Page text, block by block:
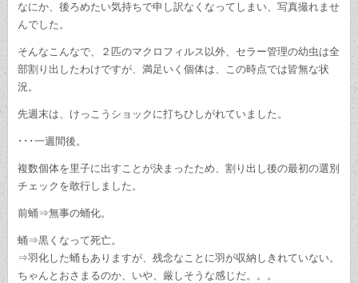
なにか、後ろめたい気持ちで申し訳なくなってしまい、写真撮れませ
んでした。
そんなこんなで、２匹のマクロフィルス以外、セラー管理の幼虫は全
部割り出したわけですが、満足いく個体は、この時点では皆無な状
況。
先週末は、けっこうショックに打ちひしがれていました。
･･･一週間後。
複数個体を里子に出すことが決まったため、割り出し後の最初の選別
チェックを敢行しました。
前蛹⇒無事の蛹化。
蛹⇒黒くなって死亡。
⇒羽化した蛹もありますが、残念なことに羽が収納しきれていない。
ちゃんとおさまるのか、いや、厳しそうな感じだ。。。